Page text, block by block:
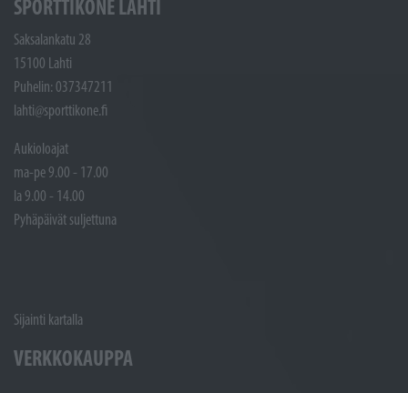
SPORTTIKONE LAHTI
Saksalankatu 28
15100 Lahti
Puhelin: 037347211
lahti@sporttikone.fi
Aukioloajat
ma-pe 9.00 - 17.00
la 9.00 - 14.00
Pyhäpäivät suljettuna
Sijainti kartalla
VERKKOKAUPPA